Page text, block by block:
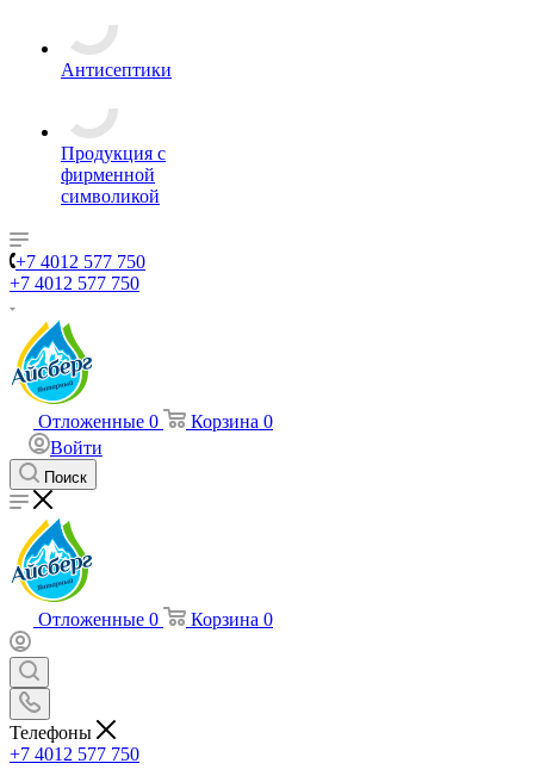
Антисептики
Продукция с
фирменной
символикой
+7 4012 577 750
+7 4012 577 750
Отложенные 0 Корзина 0
Войти
Поиск
Отложенные 0 Корзина 0
Телефоны
+7 4012 577 750